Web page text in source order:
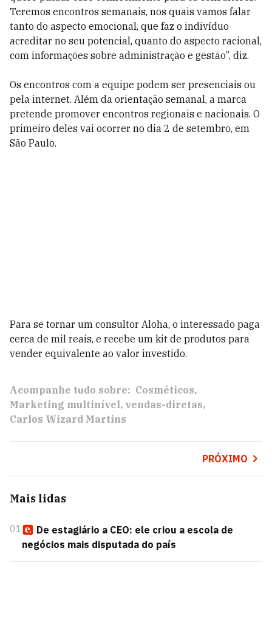
Teremos encontros semanais, nos quais vamos falar
tanto do aspecto emocional, que faz o indivíduo
acreditar no seu potencial, quanto do aspecto racional,
com informações sobre administração e gestão”, diz.
Os encontros com a equipe podem ser presenciais ou
pela internet. Além da orientação semanal, a marca
pretende promover encontros regionais e nacionais. O
primeiro deles vai ocorrer no dia 2 de setembro, em
São Paulo.
Para se tornar um consultor Aloha, o interessado paga
cerca de mil reais, e recebe um kit de produtos para
vender equivalente ao valor investido.
Acompanhe tudo sobre: Cosméticos
Marketing multinível vendas-diretas
Carlos Wizard Martins
PRÓXIMO
Mais lidas
01
De estagiário a CEO: ele criou a escola de
negócios mais disputada do país